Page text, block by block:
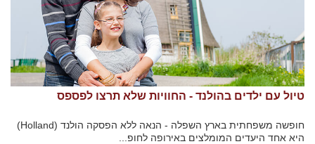
טיול עם ילדים בהולנד - החוויות שלא תרצו לפספס
חופשה משפחתית בארץ השפלה - הנאה ללא הפסקה הולנד (Holland)
היא אחד היעדים המומלצים באירופה לחופ...